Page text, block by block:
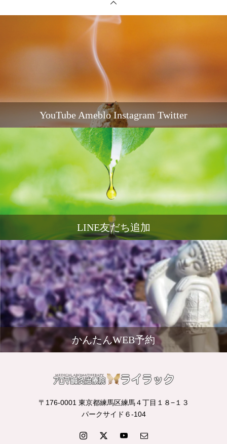
YouTube Ameblo Instagram Twitter
LINE友だち追加
かんたんWEB予約
〒176-0001 東京都練馬区練馬４丁目１８−１３
パークサイド６-104